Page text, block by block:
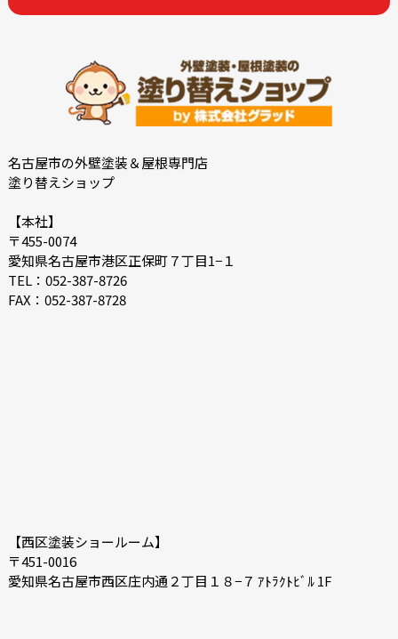
2022-12
2022-10
2022-07
2022-06
2022-05
2022-04
2022-03
2022-02
2021-12
2021-10
2021-06
2021-04
2021-02
名古屋市の外壁塗装＆屋根専門店
塗り替えショップ
【本社】
〒455-0074
愛知県名古屋市港区正保町７丁目1−１
TEL：052-387-8726
FAX：052-387-8728
【西区塗装ショールーム】
〒451-0016
愛知県名古屋市西区庄内通２丁目１８−７ ｱﾄﾗｸﾄﾋﾞﾙ 1F